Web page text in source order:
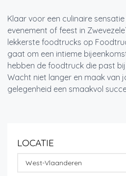
Klaar voor een culinaire
evenement of feest in
lekkerste foodtrucks op
gaat om een intieme
hebben de foodtruck die past
Wacht niet langer en maak van
gelegenheid een smaakvol
LOCATIE
West-Vlaanderen